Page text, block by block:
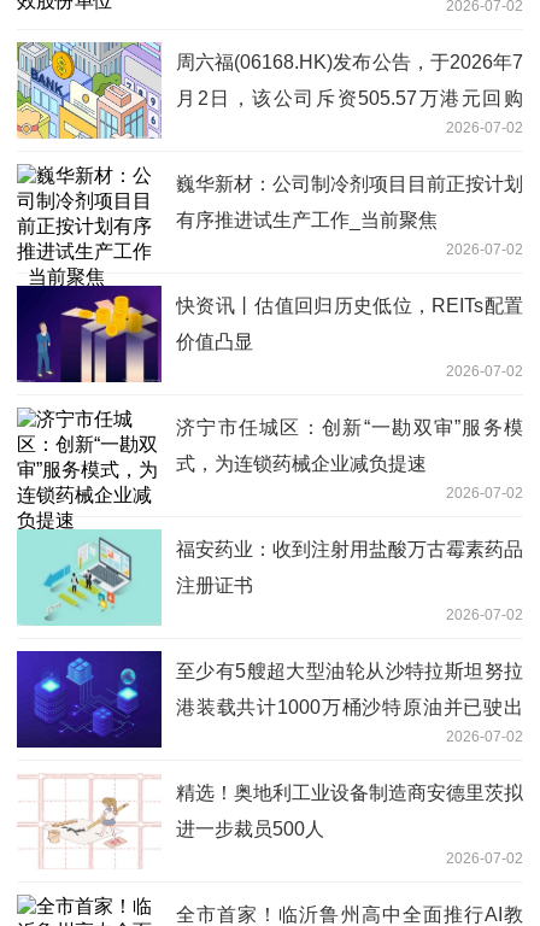
2026-07-02
周六福(06168.HK)发布公告，于2026年7
月2日，该公司斥资505.57万港元回购
2026-07-02
巍华新材：公司制冷剂项目目前正按计划
有序推进试生产工作_当前聚焦
2026-07-02
快资讯丨估值回归历史低位，REITs配置
价值凸显
2026-07-02
济宁市任城区：创新“一勘双审”服务模
式，为连锁药械企业减负提速
2026-07-02
福安药业：收到注射用盐酸万古霉素药品
注册证书
2026-07-02
至少有5艘超大型油轮从沙特拉斯坦努拉
港装载共计1000万桶沙特原油并已驶出
2026-07-02
精选！奥地利工业设备制造商安德里茨拟
进一步裁员500人
2026-07-02
全市首家！临沂鲁州高中全面推行AI教